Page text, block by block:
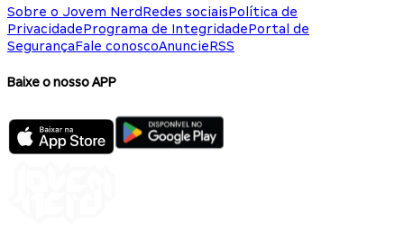
Sobre o Jovem NerdRedes sociaisPolítica de
PrivacidadePrograma de IntegridadePortal de
SegurançaFale conoscoAnuncieRSS
Baixe o nosso APP